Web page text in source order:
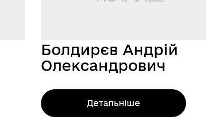
Болдирєв Андрій
Олександрович
Детальніше